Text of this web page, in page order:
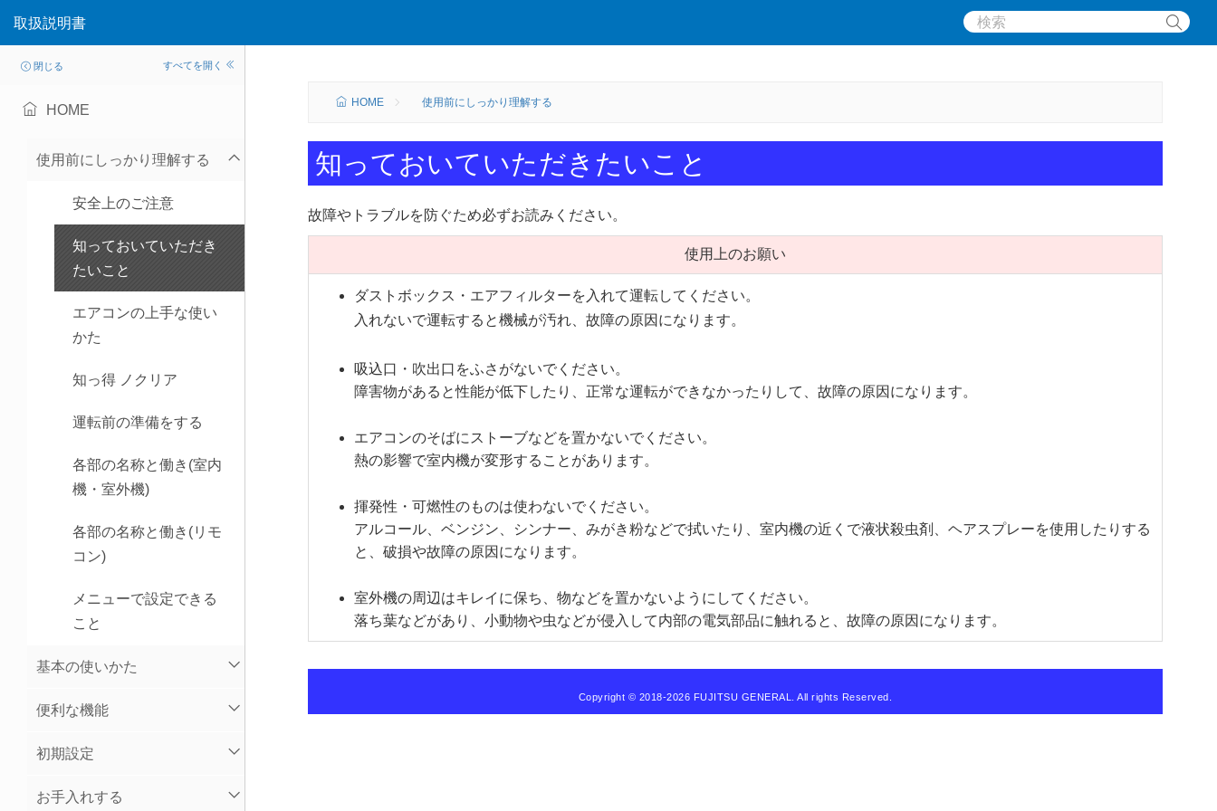
取扱説明書
HOME 使用前にしっかり理解する
知っておいていただきたいこと
故障やトラブルを防ぐため必ずお読みください。
使用上のお願い
ダストボックス・エアフィルターを入れて運転してください。
入れないで運転すると機械が汚れ、故障の原因になります。
吸込口・吹出口をふさがないでください。
障害物があると性能が低下したり、正常な運転ができなかったりして、故障の原因になります。
エアコンのそばにストーブなどを置かないでください。
熱の影響で室内機が変形することがあります。
揮発性・可燃性のものは使わないでください。
アルコール、ベンジン、シンナー、みがき粉などで拭いたり、室内機の近くで液状殺虫剤、ヘアスプレーを使用したりする
と、破損や故障の原因になります。
室外機の周辺はキレイに保ち、物などを置かないようにしてください。
落ち葉などがあり、小動物や虫などが侵入して内部の電気部品に触れると、故障の原因になります。
Copyright © 2018-2026 FUJITSU GENERAL. All rights Reserved.
閉じる すべてを開く
HOME
使用前にしっかり理解する
安全上のご注意
知っておいていただき
たいこと
エアコンの上手な使い
かた
知っ得 ノクリア
運転前の準備をする
各部の名称と働き(室内
機・室外機)
各部の名称と働き(リモ
コン)
メニューで設定できる
こと
基本の使いかた
便利な機能
初期設定
お手入れする